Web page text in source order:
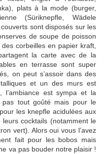
plats à la mode (burger,
(Süriknepfle, Wädele
sont disposés sur les
de soupe de poisson
corbeilles en papier kraft,
la carte avec de la
en terrasse sont super
on peut s’assoir dans des
et un des murs est
est sympa et la
tout goûté mais pour le
les knepfle acidulées aux
leurs cocktails (notamment le
vert). Alors oui vous l’avez
fait pour les bobos mais
va pas bouder notre plaisir !